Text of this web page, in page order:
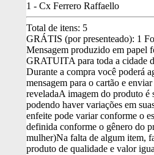
1 - Cx Ferrero Raffaello
Total de itens: 5
GRÁTIS (por presenteado): 1
Mensagem produzido em papel
GRATUITA para toda a cidade
Durante a compra você poderá
mensagem para o cartão e
reveladaA imagem do produto é
podendo haver variações em
enfeite pode variar conforme o
definida conforme o gênero do
mulher)Na falta de algum item,
produto de qualidade e valor